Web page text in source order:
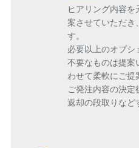
ヒアリング内容
案させていただき
す。
必要以上のオプシ
不要なものは提案
わせて柔軟にご提
ご発注内容の決定
返却の段取りなど